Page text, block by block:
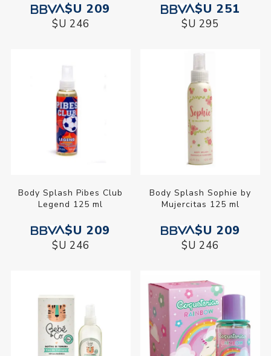
$U 209
$U 246
$U 251
$U 295
Body Splash Pibes Club
Legend 125 ml
$U 209
$U 246
Body Splash Sophie by
Mujercitas 125 ml
$U 209
$U 246